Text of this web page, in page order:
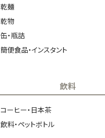
乾麺
乾物
缶・瓶詰
簡便食品・インスタント
飲料
コーヒー・日本茶
飲料・ペットボトル